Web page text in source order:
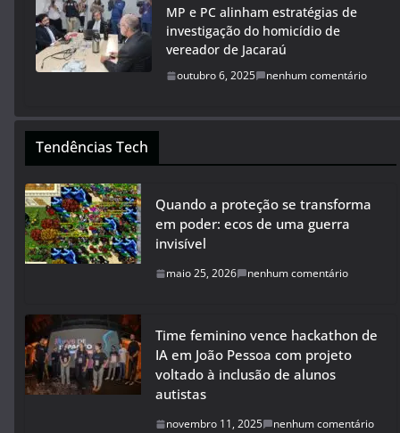
MP e PC alinham estratégias de
investigação do homicídio de
vereador de Jacaraú
outubro 6, 2025 nenhum comentário
Tendências Tech
Quando a proteção se transforma
em poder: ecos de uma guerra
invisível
maio 25, 2026 nenhum comentário
Time feminino vence hackathon de
IA em João Pessoa com projeto
voltado à inclusão de alunos
autistas
novembro 11, 2025 nenhum comentário